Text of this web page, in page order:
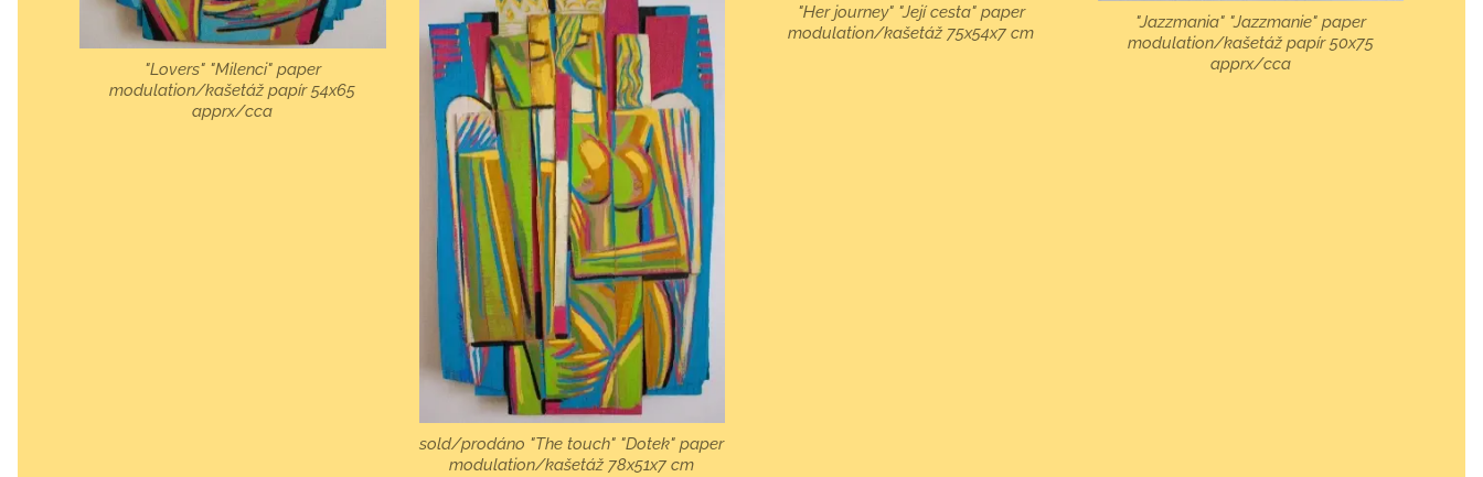
"Jazzmania" "Jazzmanie" paper
modulation/kašetáž papír 50x75
apprx/cca
"Her journey" "Její cesta" paper
modulation/kašetáž 75x54x7 cm
"Lovers" "Milenci" paper
modulation/kašetáž papír 54x65
apprx/cca
sold/prodáno "The touch" "Dotek" paper
modulation/kašetáž 78x51x7 cm